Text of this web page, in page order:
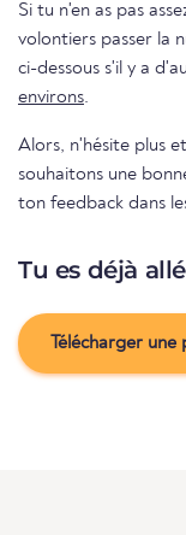
Si tu n'en as pas
volontiers passer la nuit
ci-dessous s'il y a
environs.
Alors, n'hésite plus
souhaitons une
ton feedback dans
Tu es déjà
Télécharger une